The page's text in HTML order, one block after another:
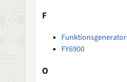
F
Funktionsgenerator
FY6900
O